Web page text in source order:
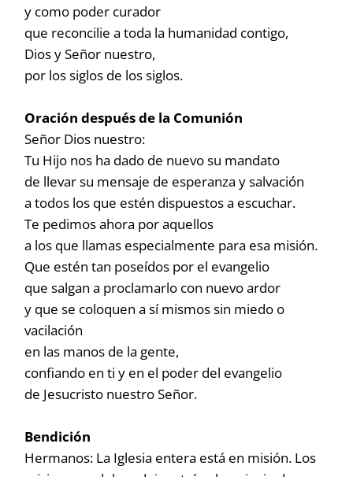
y como poder curador
que reconcilie a toda la humanidad contigo,
Dios y Señor nuestro,
por los siglos de los siglos.
Oración después de la Comunión
Señor Dios nuestro:
Tu Hijo nos ha dado de nuevo su mandato
de llevar su mensaje de esperanza y salvación
a todos los que estén dispuestos a escuchar.
Te pedimos ahora por aquellos
a los que llamas especialmente para esa misión.
Que estén tan poseídos por el evangelio
que salgan a proclamarlo con nuevo ardor
y que se coloquen a sí mismos sin miedo o
vacilación
en las manos de la gente,
confiando en ti y en el poder del evangelio
de Jesucristo nuestro Señor.
Bendición
Hermanos: La Iglesia entera está en misión. Los